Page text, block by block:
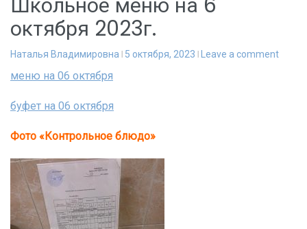
октября 2023г.
Наталья Владимировна 5 октября, 2023 Leave a comment
меню на 06 октября
буфет на 06 октября
Фото «Контрольное блюдо»